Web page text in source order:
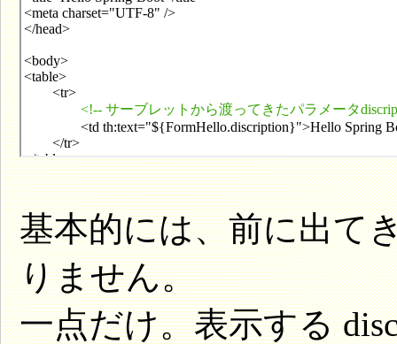
基本的には、前に出て
りません。
一点だけ。表示する